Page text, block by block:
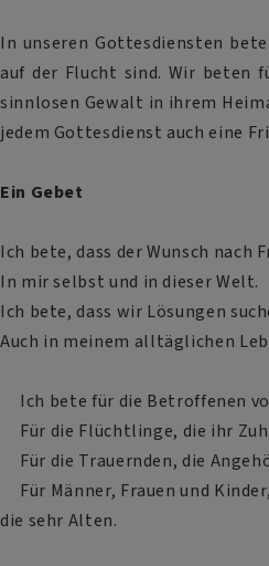
In unseren Gottesdiensten
auf der Flucht sind. Wir beten
sinnlosen Gewalt in ihrem
jedem Gottesdienst auch eine
Ein Gebet
Ich bete, dass der Wunsch nach
In mir selbst und in dieser Welt.
Ich bete, dass wir Lösungen
Auch in meinem alltäglichen
Ich bete für die Betroffenen
Für die Flüchtlinge, die ihr
Für die Trauernden, die
Für Männer, Frauen und
die sehr Alten.